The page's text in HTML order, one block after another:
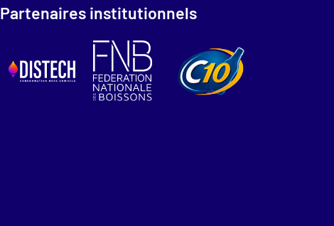
Partenaires institutionnels